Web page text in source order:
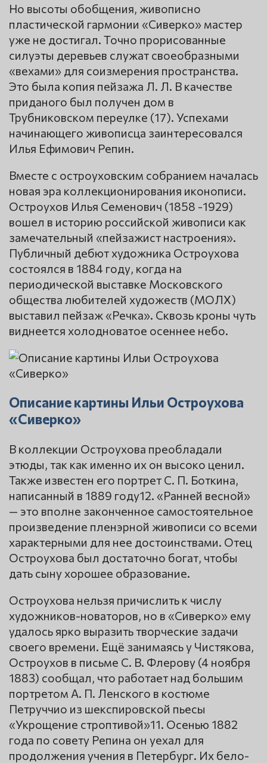
Но высоты обобщения, живописно
пластической гармонии «Сиверко» мастер
уже не достигал. Точно прорисованные
силуэты деревьев служат своеобразными
«вехами» для соизмерения пространства.
Это была копия пейзажа Л. Л. В качестве
приданого был получен дом в
Трубниковском переулке (17). Успехами
начинающего живописца заинтересовался
Илья Ефимович Репин.
Вместе с остроуховским собранием началась
новая эра коллекционирования иконописи.
Остроухов Илья Семенович (1858 -1929)
вошел в историю российской живописи как
замечательный «пейзажист настроения».
Публичный дебют художника Остроухова
состоялся в 1884 году, когда на
периодической выставке Московского
общества любителей художеств (МОЛХ)
выставил пейзаж «Речка». Сквозь кроны чуть
виднеется холодноватое осеннее небо.
Описание картины Ильи Остроухова
«Сиверко»
В коллекции Остроухова преобладали
этюды, так как именно их он высоко ценил.
Также известен его портрет С. П. Боткина,
написанный в 1889 году12. «Ранней весной»
— это вполне законченное самостоятельное
произведение пленэрной живописи со всеми
характерными для нее достоинствами. Отец
Остроухова был достаточно богат, чтобы
дать сыну хорошее образование.
Остроухова нельзя причислить к числу
художников-новаторов, но в «Сиверко» ему
удалось ярко выразить творческие задачи
своего времени. Ещё занимаясь у Чистякова,
Остроухов в письме С. В. Флерову (4 ноября
1883) сообщал, что работает над большим
портретом А. П. Ленского в костюме
Петруччио из шекспировской пьесы
«Укрощение строптивой»11. Осенью 1882
года по совету Репина он уехал для
продолжения учения в Петербург. Их бело-